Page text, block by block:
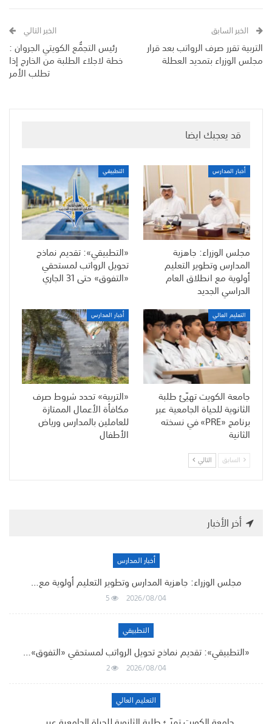
الخبر السابق
التربية تقرر صرف الرواتب بعد قرار
مجلس الوزراء بتمديد العطلة
الخبر التالي
رئيس التجمُّع الكويتي الجروان :
خطة لاجلاء الطلبة من الخارج إذا
تطلب الأمر
قد يعجبك ايضا
أخبار المدارس
مجلس الوزراء: جاهزية
المدارس وتطوير التعليم
أولوية مع انطلاق العام
الدراسي الجديد
التطبيقي
«التطبيقي»: تقديم نماذج
تحويل الرواتب لمستحقي
«التفوق» حتى 31 الجاري
التعليم العالي
جامعة الكويت تهيّئ طلبة
الثانوية للحياة الجامعية عبر
برنامج «PRE» في نسخته
الثانية
أخبار المدارس
«التربية» تحدد شروط صرف
مكافأة الأعمال الممتازة
للعاملين بالمدارس ورياض
الأطفال
السابق التالي
أخر الأخبار
أخبار المدارس
مجلس الوزراء: جاهزية المدارس وتطوير التعليم أولوية مع…
2026/08/04
5
التطبيقي
«التطبيقي»: تقديم نماذج تحويل الرواتب لمستحقي «التفوق»…
2026/08/04
2
التعليم العالي